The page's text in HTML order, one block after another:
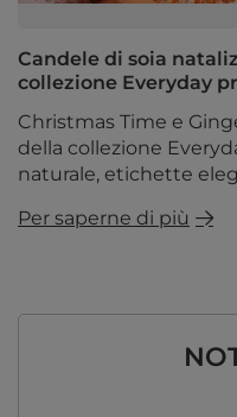
Candele di soia
collezione Everyday
Christmas Time e
della collezione
naturale, etichette
Per saperne di più